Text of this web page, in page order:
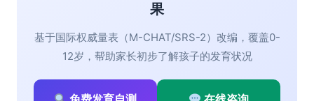
果
基于国际权威量表（M-CHAT/SRS-2）改编，覆盖0-
12岁，帮助家长初步了解孩子的发育状况